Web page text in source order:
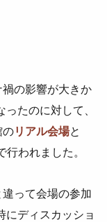
の影響が大きか
たのに対して、
のリアル会場と
行われました。
って会場の参加
にディスカッショ